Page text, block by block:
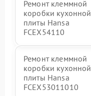
Ремонт клеммной
коробки кухонной
плиты Hansa
FCEX54110
Ремонт клеммной
коробки кухонной
плиты Hansa
FCEX53011010